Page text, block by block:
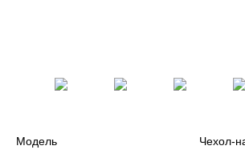
Модель
Чехол-